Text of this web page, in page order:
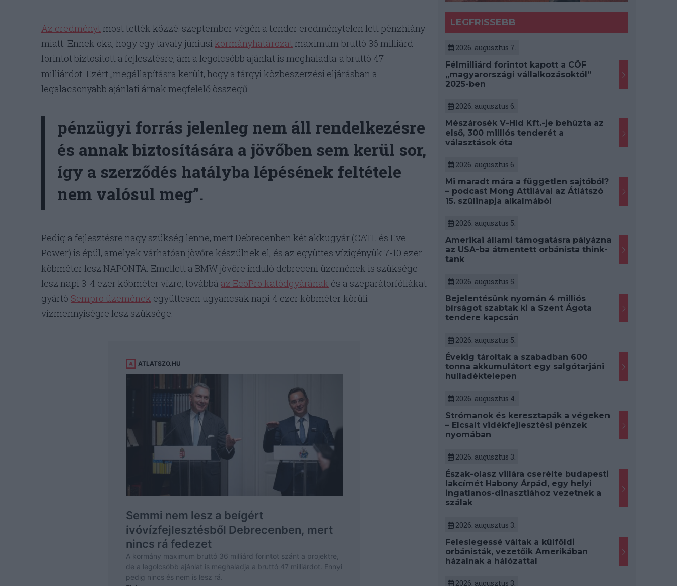
Az eredményt most tették közzé: szeptember végén a tender eredménytelen lett pénzhiány
miatt. Ennek oka, hogy egy tavaly júniusi kormányhatározat maximum bruttó 36 milliárd
forintot biztosított a fejlesztésre, ám a legolcsóbb ajánlat is meghaladta a bruttó 47
milliárdot. Ezért „megállapításra került, hogy a tárgyi közbeszerzési eljárásban a
legalacsonyabb ajánlati árnak megfelelő összegű
pénzügyi forrás jelenleg nem áll rendelkezésre
és annak biztosítására a jövőben sem kerül sor,
így a szerződés hatályba lépésének feltétele
nem valósul meg”.
Pedig a fejlesztésre nagy szükség lenne, mert Debrecenben két akkugyár (CATL és Eve
Power) is épül, amelyek várhatóan jövőre készülnek el, és az együttes vízigényük 7-10 ezer
köbméter lesz NAPONTA. Emellett a BMW jövőre induló debreceni üzemének is szüksége
lesz napi 3-4 ezer köbméter vízre, továbbá az EcoPro katódgyárának és a szeparátorfóliákat
gyártó Sempro üzemének együttesen ugyancsak napi 4 ezer köbméter körüli
vízmennyiségre lesz szüksége.
LEGFRISSEBB
2026. augusztus 7.
Félmilliárd forintot kapott a CÖF
„magyarországi vállalkozásoktól”
2025-ben
2026. augusztus 6.
Mészárosék V-Híd Kft.-je behúzta az
első, 300 milliós tenderét a
választások óta
2026. augusztus 6.
Mi maradt mára a független sajtóból?
– podcast Mong Attilával az Átlátszó
15. szülinapja alkalmából
2026. augusztus 5.
Amerikai állami támogatásra pályázna
az USA-ba átmentett orbánista think-
tank
2026. augusztus 5.
Bejelentésünk nyomán 4 milliós
bírságot szabtak ki a Szent Ágota
tendere kapcsán
2026. augusztus 5.
Évekig tároltak a szabadban 600
tonna akkumulátort egy salgótarjáni
hulladéktelepen
2026. augusztus 4.
Strómanok és keresztapák a végeken
– Elcsalt vidékfejlesztési pénzek
nyomában
2026. augusztus 3.
Észak-olasz villára cserélte budapesti
lakcímét Habony Árpád, egy helyi
ingatlanos-dinasztiához vezetnek a
szálak
2026. augusztus 3.
Feleslegessé váltak a külföldi
orbánisták, vezetőik Amerikában
házalnak a hálózattal
2026. augusztus 3.